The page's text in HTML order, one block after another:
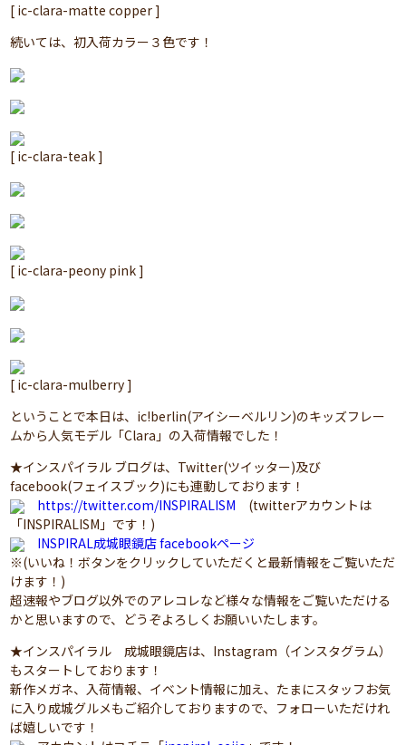
[ ic-clara-matte copper ]
続いては、初入荷カラー３色です！
[ ic-clara-teak ]
[ ic-clara-peony pink ]
[ ic-clara-mulberry ]
ということで本日は、ic!berlin(アイシーベルリン)のキッズフレー
ムから人気モデル「Clara」の入荷情報でした！
★インスパイラル ブログは、Twitter(ツイッター)及び
facebook(フェイスブック)にも連動しております！
https://twitter.com/INSPIRALISM (twitterアカウントは
「INSPIRALISM」です！)
INSPIRAL成城眼鏡店 facebookページ
※(いいね！ボタンをクリックしていただくと最新情報をご覧いただ
けます！)
超速報やブログ以外でのアレコレなど様々な情報をご覧いただける
かと思いますので、どうぞよろしくお願いいたします。
★インスパイラル 成城眼鏡店は、Instagram（インスタグラム）
もスタートしております！
新作メガネ、入荷情報、イベント情報に加え、たまにスタッフお気
に入り成城グルメもご紹介しておりますので、フォローいただけれ
ば嬉しいです！